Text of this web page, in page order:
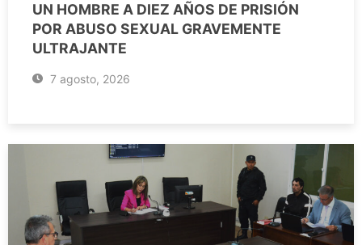
UN HOMBRE A DIEZ AÑOS DE PRISIÓN
POR ABUSO SEXUAL GRAVEMENTE
ULTRAJANTE
7 agosto, 2026